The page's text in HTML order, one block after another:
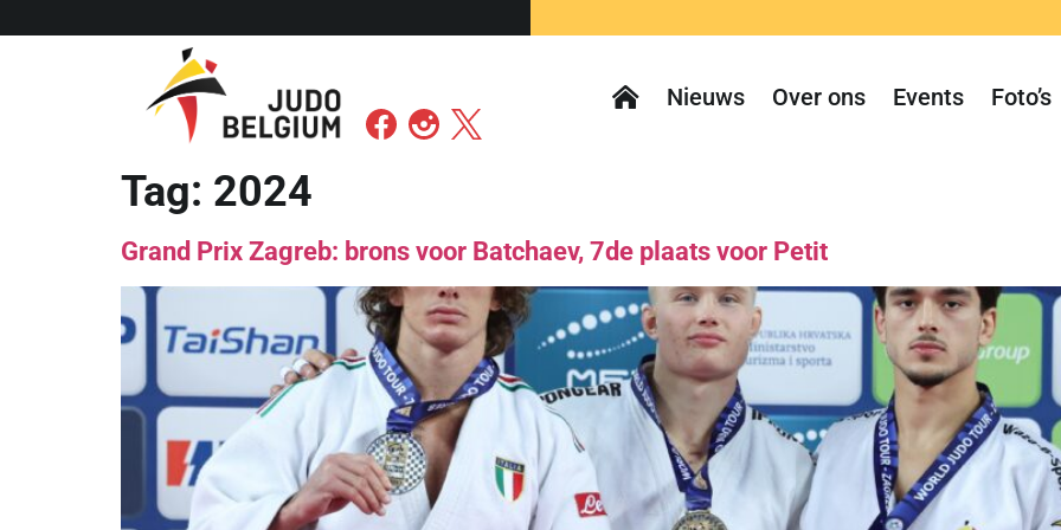
Nieuws Over ons Events Foto’s
Tag: 2024
Grand Prix Zagreb: brons voor Batchaev, 7de plaats voor Petit